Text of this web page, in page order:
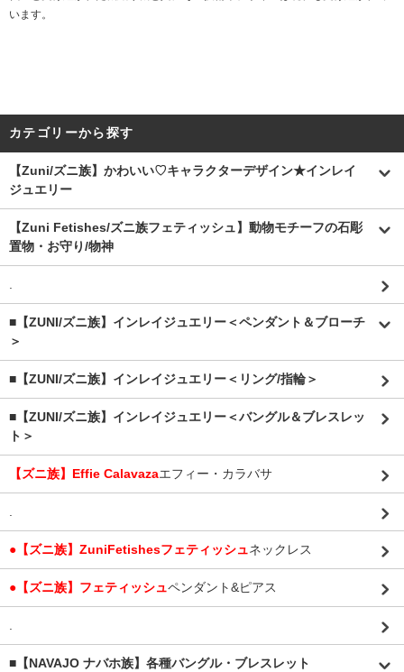
います。
カテゴリーから探す
【Zuni/ズニ族】かわいい♡キャラクターデザイン★インレイ
ジュエリー
【Zuni Fetishes/ズニ族フェティッシュ】動物モチーフの石彫
置物・お守り/物神
.
■【ZUNI/ズニ族】インレイジュエリー＜ペンダント＆ブローチ
＞
■【ZUNI/ズニ族】インレイジュエリー＜リング/指輪＞
■【ZUNI/ズニ族】インレイジュエリー＜バングル＆ブレスレッ
ト＞
【ズニ族】Effie Calavazaエフィー・カラバサ
.
●【ズニ族】ZuniFetishesフェティッシュネックレス
●【ズニ族】フェティッシュペンダント&ピアス
.
■【NAVAJO ナバホ族】各種バングル・ブレスレット